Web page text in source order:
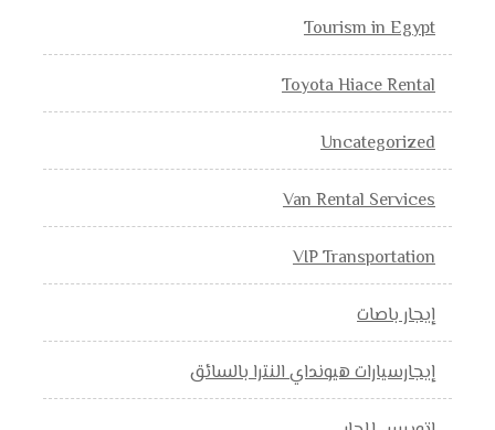
Tourism in Egypt
Toyota Hiace Rental
Uncategorized
Van Rental Services
VIP Transportation
إيجار باصات
إيجارسيارات هيونداي النترا بالسائق